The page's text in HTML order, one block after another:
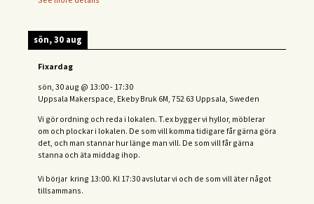
sön, 30 aug
Fixardag
sön, 30 aug @ 13:00- 17:30
Uppsala Makerspace, Ekeby Bruk 6M, 752 63 Uppsala, Sweden
Vi gör ordning och reda i lokalen. T.ex bygger vi hyllor, möblerar
om och plockar i lokalen. De som vill komma tidigare får gärna göra
det, och man stannar hur länge man vill. De som vill får gärna
stanna och äta middag ihop.
Vi börjar kring 13:00. Kl 17:30 avslutar vi och de som vill äter något
tillsammans.